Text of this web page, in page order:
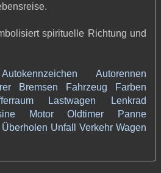
spirituelle Richtung und
Autokennzeichen
Autorennen
Bremsen Fahrzeug
Farben
Lastwagen
Lenkrad
Motor Oldtimer
Panne
Überholen Unfall Verkehr Wagen